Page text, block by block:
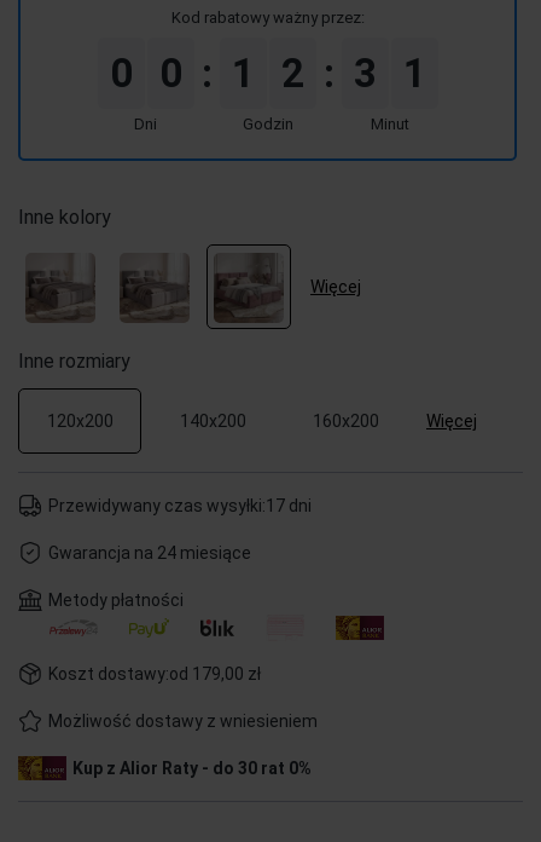
Kod rabatowy ważny przez:
0 0
Dni
: 1 2
Godzin
: 3 1
Minut
Inne kolory
Więcej
Inne rozmiary
120x200 140x200 160x200 Więcej
Przewidywany czas wysyłki:17 dni
Gwarancja na 24 miesiące
Metody płatności
Koszt dostawy:od 179,00 zł
Możliwość dostawy z wniesieniem
Kup z Alior Raty - do 30 rat 0%